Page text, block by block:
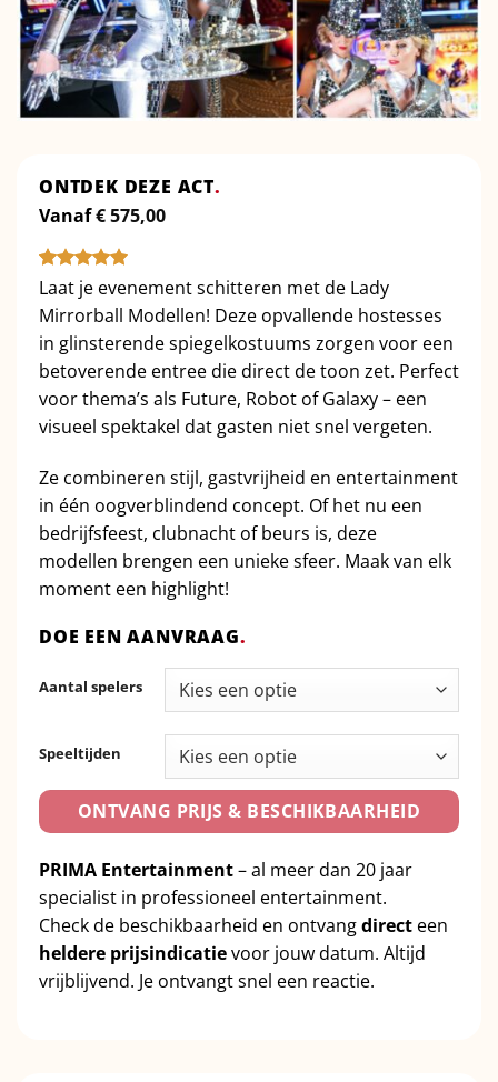
ONTDEK DEZE ACT.
Vanaf€575,00
Gewaardeerd
op 5
gebaseerd
op
1
klant
waardering
Laat je evenement schitteren met de Lady
Mirrorball Modellen! Deze opvallende hostesses
in glinsterende spiegelkostuums zorgen voor een
betoverende entree die direct de toon zet. Perfect
voor thema’s als Future, Robot of Galaxy – een
visueel spektakel dat gasten niet snel vergeten.
Ze combineren stijl, gastvrijheid en entertainment
in één oogverblindend concept. Of het nu een
bedrijfsfeest, clubnacht of beurs is, deze
modellen brengen een unieke sfeer. Maak van elk
moment een highlight!
DOE EEN AANVRAAG.
Aantal spelers
Speeltijden
ONTVANG PRIJS & BESCHIKBAARHEID
PRIMA Entertainment– al meer dan 20 jaar
specialist in professioneel entertainment.
Check de beschikbaarheid en ontvangdirect een
heldere prijsindicatievoor jouw datum. Altijd
vrijblijvend. Je ontvangt snel een reactie.